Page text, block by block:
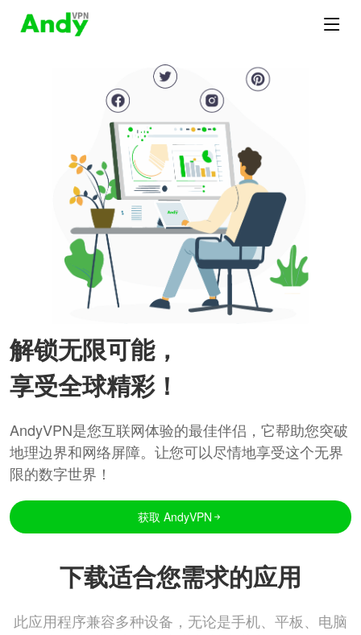
解锁无限可能，
享受全球精彩！
AndyVPN是您互联网体验的最佳伴侣，它帮助您突破
地理边界和网络屏障。让您可以尽情地享受这个无界
限的数字世界！
获取 AndyVPN
下载适合您需求的应用
此应用程序兼容多种设备，无论是手机、平板、电脑